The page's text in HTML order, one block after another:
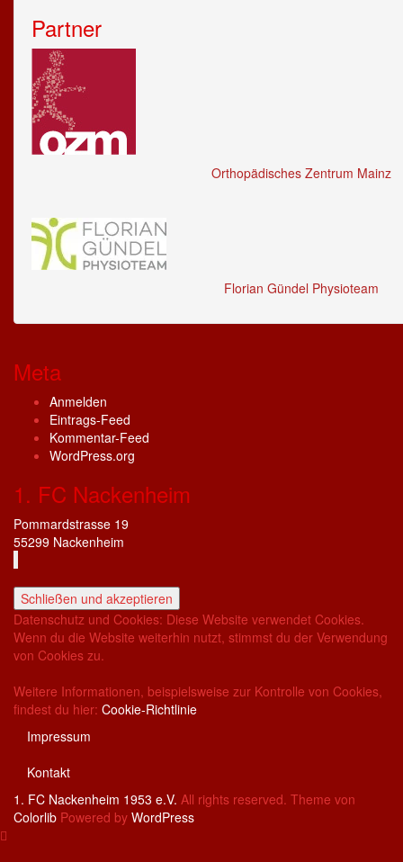
Partner
Orthopädisches Zentrum Mainz
Florian Gündel Physioteam
Meta
Anmelden
Eintrags-Feed
Kommentar-Feed
WordPress.org
1. FC Nackenheim
Pommardstrasse 19
55299 Nackenheim
Datenschutz und Cookies: Diese Website verwendet Cookies.
Wenn du die Website weiterhin nutzt, stimmst du der Verwendung
von Cookies zu.
Weitere Informationen, beispielsweise zur Kontrolle von Cookies,
findest du hier: Cookie-Richtlinie
Impressum
Kontakt
1. FC Nackenheim 1953 e.V. All rights reserved. Theme von
Colorlib Powered by WordPress